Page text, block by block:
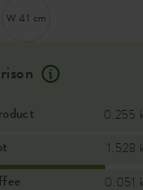
W 41 cm
0.255
1.528
0.051